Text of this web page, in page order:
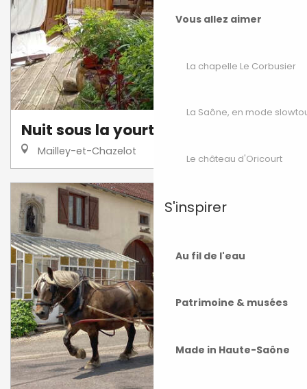
Vous allez aimer
La chapelle Le Corbusier
La Saône, en mode
Le château d'Oricourt
S'inspirer
Au fil de l'eau
Patrimoine & musées
Made in Haute-Saône
Nuit sous la yourte
Mailley-et-Chazelot